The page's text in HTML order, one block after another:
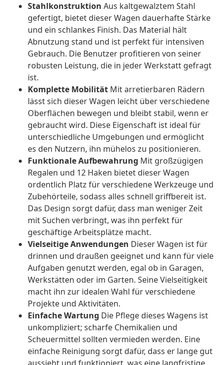
Stahlkonstruktion Aus kaltgewalztem Stahl
gefertigt, bietet dieser Wagen dauerhafte Stärke
und ein schlankes Finish. Das Material hält
Abnutzung stand und ist perfekt für intensiven
Gebrauch. Die Benutzer profitieren von seiner
robusten Leistung, die in jeder Werkstatt gefragt
ist.
Komplette Mobilität Mit arretierbaren Rädern
lässt sich dieser Wagen leicht über verschiedene
Oberflächen bewegen und bleibt stabil, wenn er
gebraucht wird. Diese Eigenschaft ist ideal für
unterschiedliche Umgebungen und ermöglicht
es den Nutzern, ihn mühelos zu positionieren.
Funktionale Aufbewahrung Mit großzügigen
Regalen und 12 Haken bietet dieser Wagen
ordentlich Platz für verschiedene Werkzeuge und
Zubehörteile, sodass alles schnell griffbereit ist.
Das Design sorgt dafür, dass man weniger Zeit
mit Suchen verbringt, was ihn perfekt für
geschäftige Arbeitsplätze macht.
Vielseitige Anwendungen Dieser Wagen ist für
drinnen und draußen geeignet und kann für viele
Aufgaben genutzt werden, egal ob in Garagen,
Werkstätten oder im Garten. Seine Vielseitigkeit
macht ihn zur idealen Wahl für verschiedene
Projekte und Aktivitäten.
Einfache Wartung Die Pflege dieses Wagens ist
unkompliziert; scharfe Chemikalien und
Scheuermittel sollten vermieden werden. Eine
einfache Reinigung sorgt dafür, dass er lange gut